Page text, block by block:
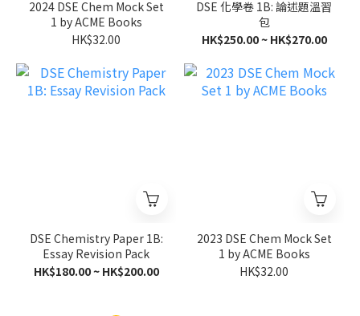
2024 DSE Chem Mock Set
1 by ACME Books
HK$32.00
DSE 化學卷 1B: 論述題溫習
包
HK$250.00 ~ HK$270.00
DSE Chemistry Paper 1B:
Essay Revision Pack
HK$180.00 ~ HK$200.00
2023 DSE Chem Mock Set
1 by ACME Books
HK$32.00